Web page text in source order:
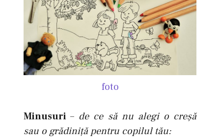
foto
Minusuri– de ce să nu alegi o creşă
sau o grădiniţă pentru copilul tău: